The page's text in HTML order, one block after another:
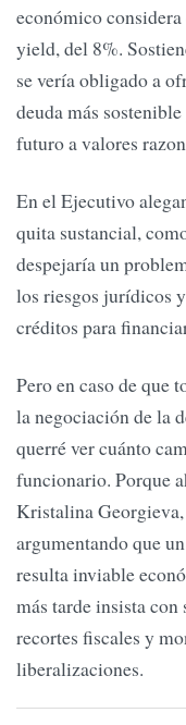
económico
yield, del 8%.
se vería obligado a
deuda más
futuro a valores
En el Ejecutivo
quita sustancial,
despejaría un
los riesgos jurídicos
créditos para
Pero en caso de que
la negociación de la
querré ver cuánto
funcionario. Porque
Kristalina
argumentando que
resulta inviable
más tarde insista con
recortes fiscales y
liberalizaciones.